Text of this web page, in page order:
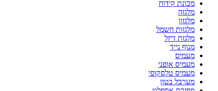
מכונת קידוח
מלגזה
מלגזון
מלגזות חשמל
מלגזת דיזל
מנוף נייד
מעמיס
מעמיס אופני
מעמיס טלסקופי
מערבל בטון